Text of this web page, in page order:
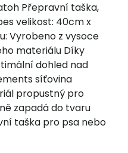
Přepravní taška,
velikost: 40cm x
Vyrobeno z vysoce
materiálu Díky
dohled nad
síťovina
propustný pro
zapadá do tvaru
taška pro psa nebo